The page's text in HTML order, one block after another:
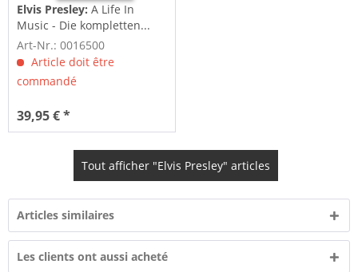
Elvis Presley:A Life In
Music - Die kompletten...
Art-Nr.: 0016500
Article doit être
commandé
39,95 € *
Tout afficher "Elvis Presley" articles
Articles similaires
Les clients ont aussi acheté